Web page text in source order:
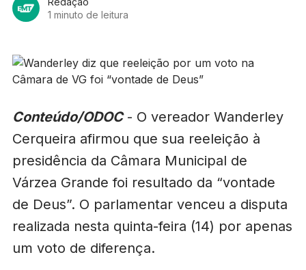
1 minuto de leitura
Conteúdo/ODOC- O vereador Wanderley
Cerqueira afirmou que sua reeleição à
presidência da Câmara Municipal de
Várzea Grande foi resultado da “vontade
de Deus”. O parlamentar venceu a disputa
realizada nesta quinta-feira (14) por apenas
um voto de diferença.